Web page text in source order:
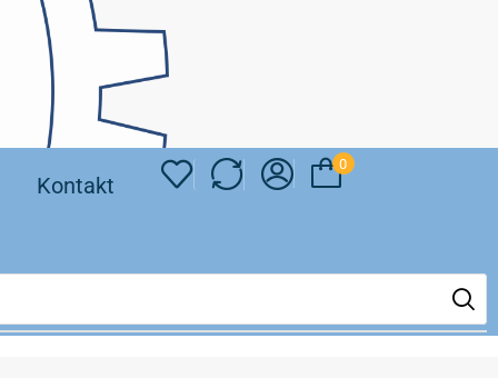
Kontakt
0